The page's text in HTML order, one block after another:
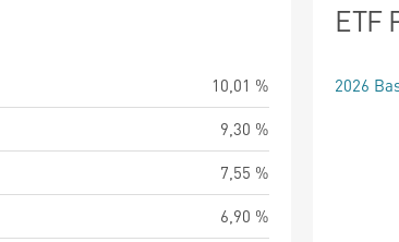
10,01 %
9,30 %
7,55 %
6,90 %
ETF
2026